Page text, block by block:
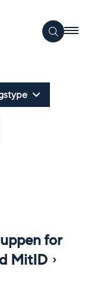
for
MitID